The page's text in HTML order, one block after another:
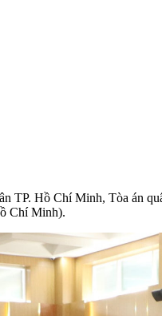
TP. Hồ Chí Minh, Tòa án
Chí Minh).